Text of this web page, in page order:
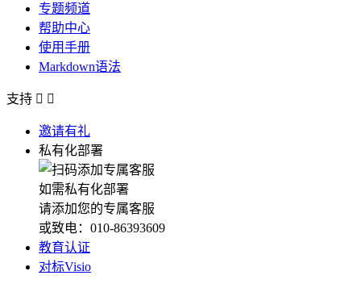
专题频道
帮助中心
使用手册
Markdown语法
支持  
邀请有礼
私有化部署
如需私有化部署
请添加您的专属客服
或致电：010-86393609
教育认证
对标Visio